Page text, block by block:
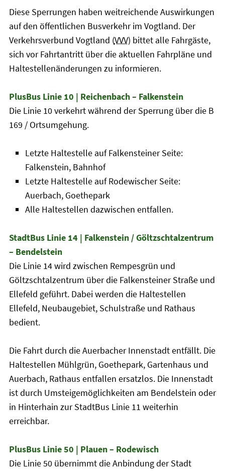
Diese Sperrungen haben weitreichende Auswirkungen
auf den öffentlichen Busverkehr im Vogtland. Der
Verkehrsverbund Vogtland (VVV) bittet alle Fahrgäste,
sich vor Fahrtantritt über die aktuellen Fahrpläne und
Haltestellenänderungen zu informieren.
PlusBus Linie 10 | Reichenbach – Falkenstein
Die Linie 10 verkehrt während der Sperrung über die B
169 / Ortsumgehung.
Letzte Haltestelle auf Falkensteiner Seite:
Falkenstein, Bahnhof
Letzte Haltestelle auf Rodewischer Seite:
Auerbach, Goethepark
Alle Haltestellen dazwischen entfallen.
StadtBus Linie 14 | Falkenstein / Göltzschtalzentrum
– Bendelstein
Die Linie 14 wird zwischen Rempesgrün und
Göltzschtalzentrum über die Falkensteiner Straße und
Ellefeld geführt. Dabei werden die Haltestellen
Ellefeld, Neubaugebiet, Schulstraße und Rathaus
bedient.
Die Fahrt durch die Auerbacher Innenstadt entfällt. Die
Haltestellen Mühlgrün, Goethepark, Gartenhaus und
Auerbach, Rathaus entfallen ersatzlos. Die Innenstadt
ist durch Umsteigemöglichkeiten am Bendelstein oder
in Hinterhain zur StadtBus Linie 11 weiterhin
erreichbar.
PlusBus Linie 50 | Plauen – Rodewisch
Die Linie 50 übernimmt die Anbindung der Stadt